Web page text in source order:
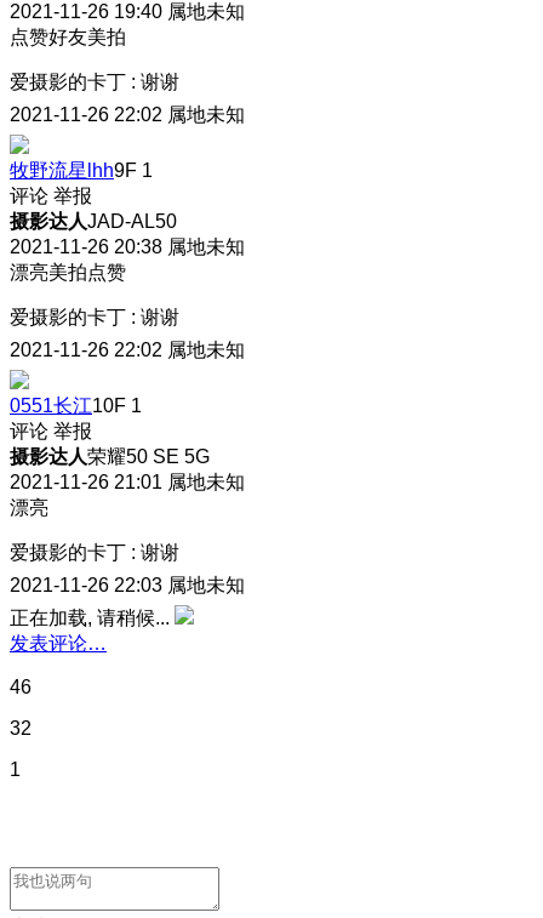
2021-11-26 19:40 属地未知
点赞好友美拍
爱摄影的卡丁 : 谢谢
2021-11-26 22:02 属地未知
牧野流星lhh9F 1
评论 举报
摄影达人JAD-AL50
2021-11-26 20:38 属地未知
漂亮美拍点赞
爱摄影的卡丁 : 谢谢
2021-11-26 22:02 属地未知
0551长江10F 1
评论 举报
摄影达人荣耀50 SE 5G
2021-11-26 21:01 属地未知
漂亮
爱摄影的卡丁 : 谢谢
2021-11-26 22:03 属地未知
正在加载, 请稍候...
发表评论…
46
32
1